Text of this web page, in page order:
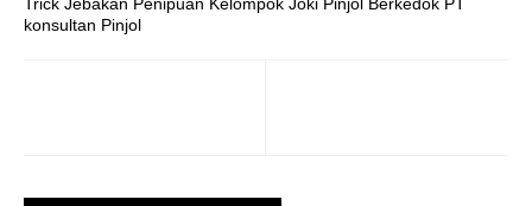
Trick Jebakan Penipuan Kelompok Joki Pinjol Berkedok PT
konsultan Pinjol